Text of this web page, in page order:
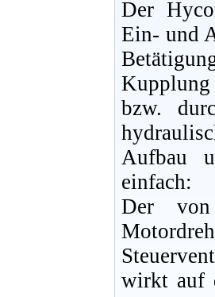
Der
Ein- und
bzw.
Aufbau
einfach:
Der von
wirkt auf